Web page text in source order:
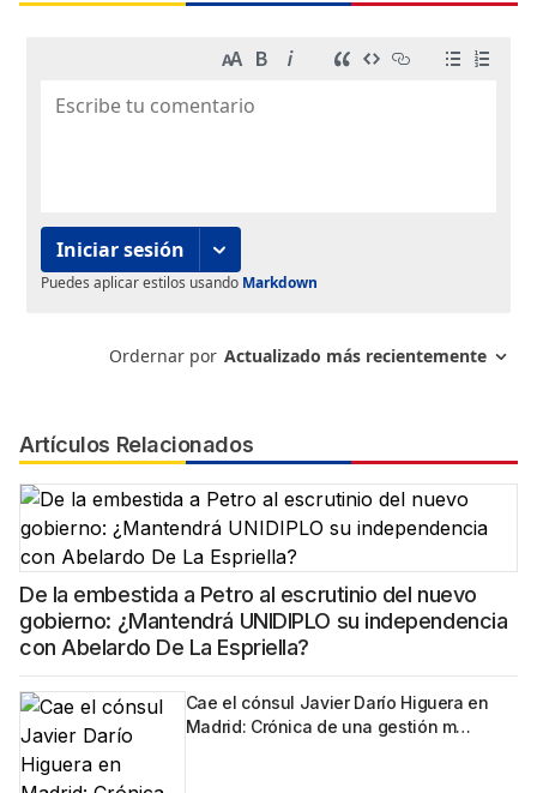
Artículos Relacionados
De la embestida a Petro al escrutinio del nuevo
gobierno: ¿Mantendrá UNIDIPLO su independencia
con Abelardo De La Espriella?
Cae el cónsul Javier Darío Higuera en
Madrid: Crónica de una gestión m…